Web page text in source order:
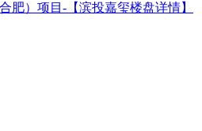
肥）项目-【滨投嘉玺楼盘详情】